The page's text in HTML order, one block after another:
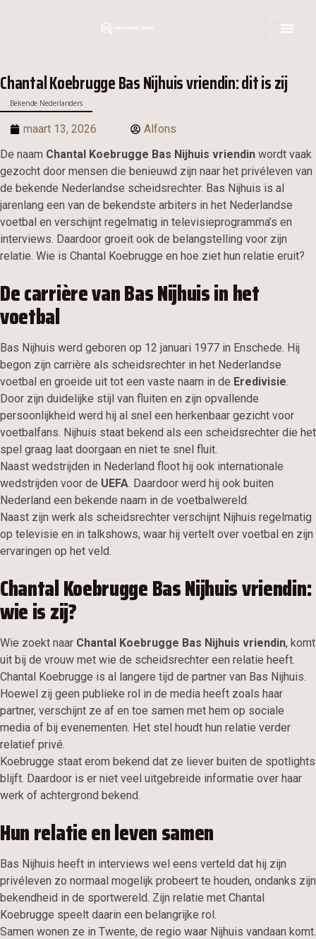
Chantal Koebrugge Bas Nijhuis vriendin: dit is zij
Bekende Nederlanders
maart 13, 2026
Alfons
De naam Chantal Koebrugge Bas Nijhuis vriendin wordt vaak
gezocht door mensen die benieuwd zijn naar het privéleven van
de bekende Nederlandse scheidsrechter. Bas Nijhuis is al
jarenlang een van de bekendste arbiters in het Nederlandse
voetbal en verschijnt regelmatig in televisieprogramma’s en
interviews. Daardoor groeit ook de belangstelling voor zijn
relatie. Wie is Chantal Koebrugge en hoe ziet hun relatie eruit?
De carrière van Bas Nijhuis in het
voetbal
Bas Nijhuis werd geboren op 12 januari 1977 in Enschede. Hij
begon zijn carrière als scheidsrechter in het Nederlandse
voetbal en groeide uit tot een vaste naam in de Eredivisie.
Door zijn duidelijke stijl van fluiten en zijn opvallende
persoonlijkheid werd hij al snel een herkenbaar gezicht voor
voetbalfans. Nijhuis staat bekend als een scheidsrechter die het
spel graag laat doorgaan en niet te snel fluit.
Naast wedstrijden in Nederland floot hij ook internationale
wedstrijden voor de UEFA. Daardoor werd hij ook buiten
Nederland een bekende naam in de voetbalwereld.
Naast zijn werk als scheidsrechter verschijnt Nijhuis regelmatig
op televisie en in talkshows, waar hij vertelt over voetbal en zijn
ervaringen op het veld.
Chantal Koebrugge Bas Nijhuis vriendin:
wie is zij?
Wie zoekt naar Chantal Koebrugge Bas Nijhuis vriendin, komt
uit bij de vrouw met wie de scheidsrechter een relatie heeft.
Chantal Koebrugge is al langere tijd de partner van Bas Nijhuis.
Hoewel zij geen publieke rol in de media heeft zoals haar
partner, verschijnt ze af en toe samen met hem op sociale
media of bij evenementen. Het stel houdt hun relatie verder
relatief privé.
Koebrugge staat erom bekend dat ze liever buiten de spotlights
blijft. Daardoor is er niet veel uitgebreide informatie over haar
werk of achtergrond bekend.
Hun relatie en leven samen
Bas Nijhuis heeft in interviews wel eens verteld dat hij zijn
privéleven zo normaal mogelijk probeert te houden, ondanks zijn
bekendheid in de sportwereld. Zijn relatie met Chantal
Koebrugge speelt daarin een belangrijke rol.
Samen wonen ze in Twente, de regio waar Nijhuis vandaan komt.